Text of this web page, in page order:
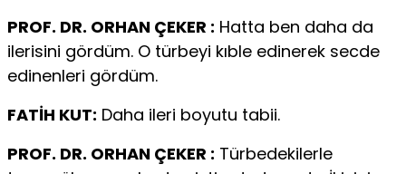
PROF. DR. ORHAN ÇEKER : Hatta ben daha da
ilerisini gördüm. O türbeyi kıble edinerek secde
edinenleri gördüm.
FATİH KUT: Daha ileri boyutu tabii.
PROF. DR. ORHAN ÇEKER : Türbedekilerle